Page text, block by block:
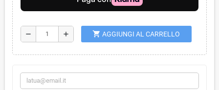
remove add shopping_cart AGGIUNGI AL CARRELLO